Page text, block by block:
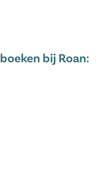
bij Roan: